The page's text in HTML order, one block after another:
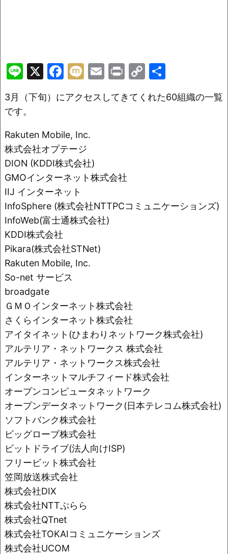
Li
e
X
F
c
b
o
o
k
M
i
E
ai
Pr
t
C
p
3月（下旬）にアクセスしてきてくれた60組織の一覧
です。
Rakuten Mobile, Inc.
株式会社オプテージ
DION (KDDI株式会社)
GMOインターネット株式会社
IIJ インターネット
InfoSphere (株式会社NTTPCコミュニケーションズ)
InfoWeb(富士通株式会社)
KDDI株式会社
Pikara(株式会社STNet)
Rakuten Mobile, Inc.
So-net サービス
broadgate
ＧＭＯインターネット株式会社
さくらインターネット株式会社
アイタイネット(ひまわりネットワーク株式会社)
アルテリア・ネットワークス 株式会社
アルテリア・ネットワークス株式会社
インターネットマルチフィード株式会社
オープンコンピュータネットワーク
オープンデータネットワーク(日本テレコム株式会社)
ソフトバンク株式会社
ビッグローブ株式会社
ビットドライブ(法人向けISP)
フリービット株式会社
笠岡放送株式会社
株式会社DIX
株式会社NTTぷらら
株式会社QTnet
株式会社TOKAIコミュニケーションズ
株式会社UCOM